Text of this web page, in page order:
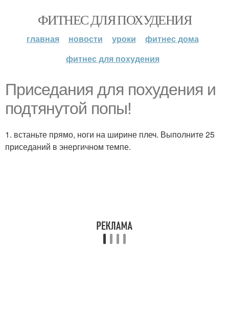
ФИТНЕС ДЛЯ ПОХУДЕНИЯ
главная новости уроки
фитнес дома
фитнес для похудения
Приседания для похудения и
подтянутой попы!
1. встаньте прямо, ноги на ширине плеч. Выполните 25
приседаний в энергичном темпе.